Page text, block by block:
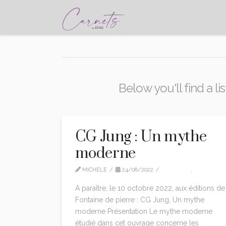
Below you'll find a
CG Jung : Un mythe
moderne
MICHELE 24/08/2022 ,
A paraître, le 10 octobre 2022, aux éditions de
Fontaine de pierre : CG Jung, Un mythe
moderne Présentation Le mythe moderne
étudié dans cet ouvrage concerne les